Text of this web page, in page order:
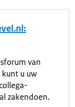
van
kunt u uw
zakendoen.